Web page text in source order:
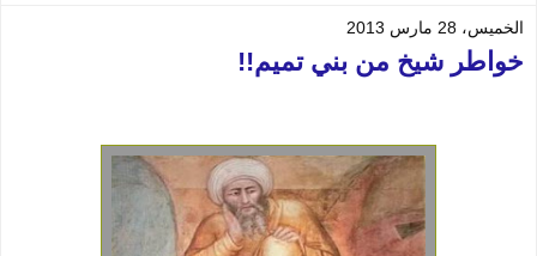
الخميس، 28 مارس 2013
خواطر شيخ من بني تميم!!